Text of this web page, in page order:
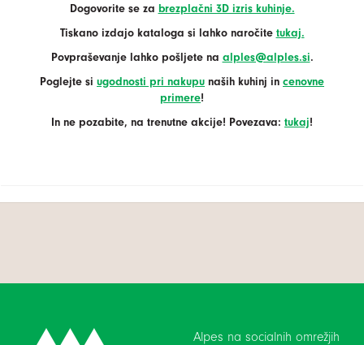
Dogovorite se za brezplačni 3D izris kuhinje.
Tiskano izdajo kataloga si lahko naročite tukaj.
Povpraševanje lahko pošljete na alples@alples.si.
Poglejte si ugodnosti pri nakupu naših kuhinj in cenovne
primere!
In ne pozabite, na trenutne akcije! Povezava: tukaj!
Alpes na socialnih omrežjih